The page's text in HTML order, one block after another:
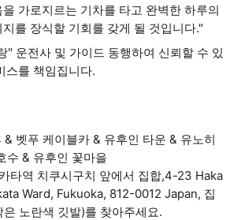
가로지르는 기차를 타고 완벽한 하루의
를 장식할 기회를 갖게 될 것입니다."
" 운전사 및 가이드 동행하여 신뢰할 수 있
스를 책임집니다.
벳푸 케이블카 & 유후인 타운 & 유노히
수 & 유후인 꽃마을
타역 치쿠시구치 앞에서 집합,4-23 Haka
Ward, Fukuoka, 812-0012 Japan, 집
은 노란색 깃발)를 찾아주세요.